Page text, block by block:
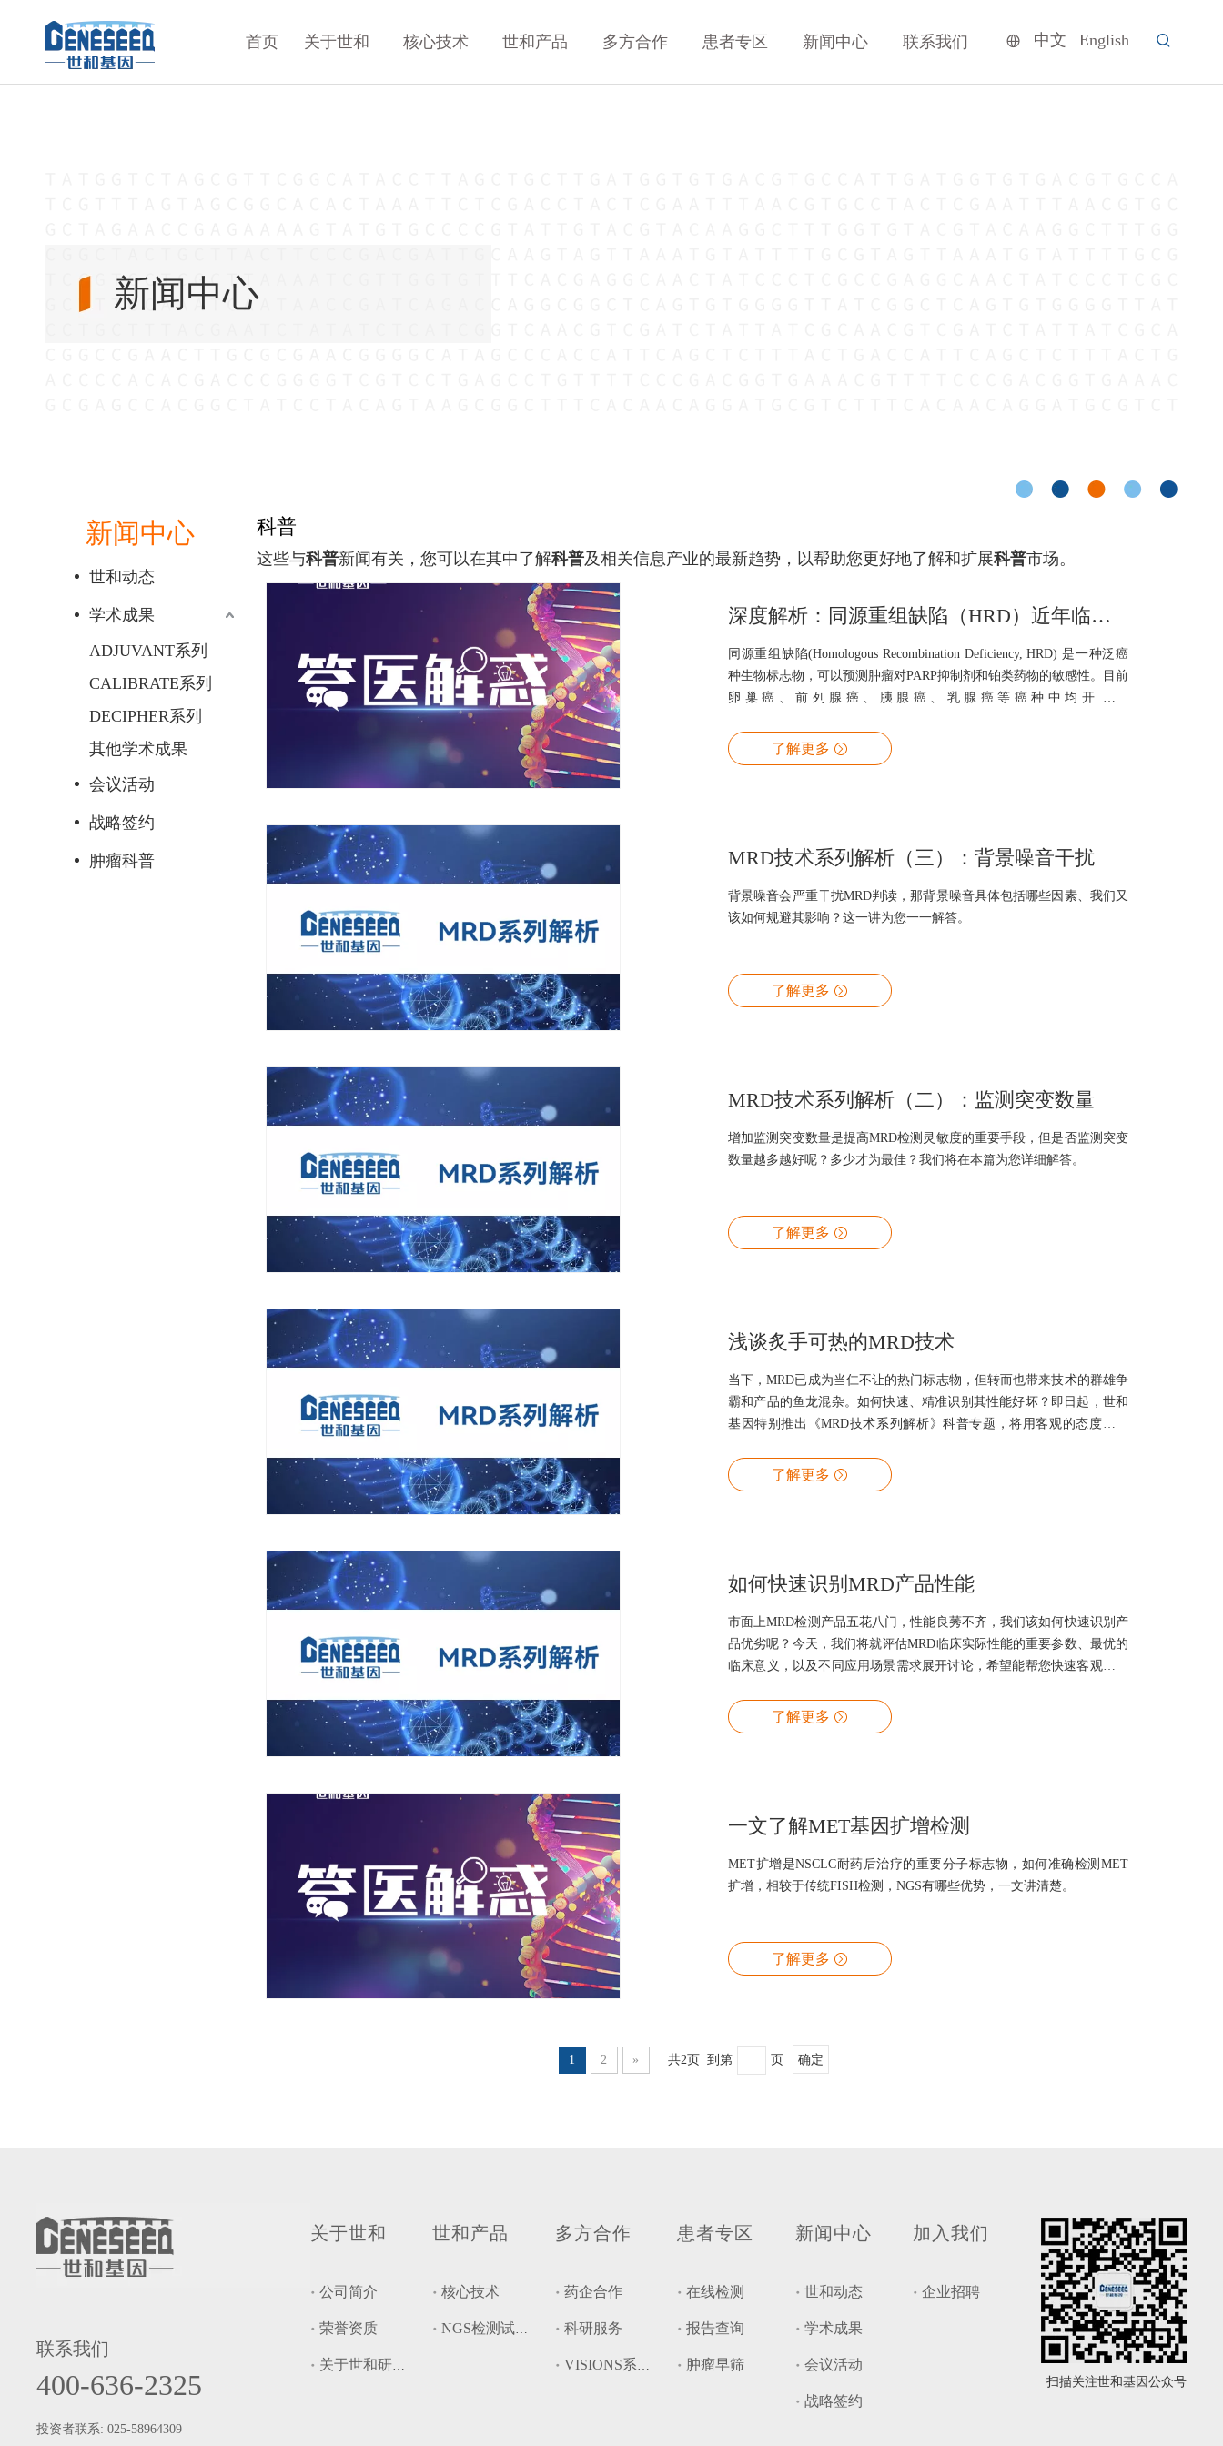
首页 关于世和 核心技术 世和产品 多方合作 患者专区 新闻中心 联系我们 中文 English
新闻中心
新闻中心
世和动态
学术成果
ADJUVANT系列
CALIBRATE系列
DECIPHER系列
其他学术成果
会议活动
战略签约
肿瘤科普
科普
这些与科普新闻有关，您可以在其中了解科普及相关信息产业的最新趋势，以帮助您更好地了解和扩展科普市场。
深度解析：同源重组缺陷（HRD）近年临床研究进展
同源重组缺陷(Homologous Recombination Deficiency, HRD) 是一种泛癌
种生物标志物，可以预测肿瘤对PARP抑制剂和铂类药物的敏感性。目前
卵巢癌、前列腺癌、胰腺癌、乳腺癌等癌种中均开展了
临床研究。了解更多
MRD技术系列解析（三）：背景噪音干扰
背景噪音会严重干扰MRD判读，那背景噪音具体包括哪些因素、我们又
该如何规避其影响？这一讲为您一一解答。
了解更多
MRD技术系列解析（二）：监测突变数量
增加监测突变数量是提高MRD检测灵敏度的重要手段，但是否监测突变
数量越多越好呢？多少才为最佳？我们将在本篇为您详细解答。
了解更多
浅谈炙手可热的MRD技术
当下，MRD已成为当仁不让的热门标志物，但转而也带来技术的群雄争
霸和产品的鱼龙混杂。如何快速、精准识别其性能好坏？即日起，世和
基因特别推出《MRD技术系列解析》科普专题，将用客观的态度拆解
了解更多
如何快速识别MRD产品性能
市面上MRD检测产品五花八门，性能良莠不齐，我们该如何快速识别产
品优劣呢？今天，我们将就评估MRD临床实际性能的重要参数、最优的
临床意义，以及不同应用场景需求展开讨论，希望能帮您快速客观地选
了解更多
一文了解MET基因扩增检测
MET扩增是NSCLC耐药后治疗的重要分子标志物，如何准确检测MET
扩增，相较于传统FISH检测，NGS有哪些优势，一文讲清楚。
了解更多
1 2 » 共2页 到第 页 确定
联系我们
400-636-2325
投资者联系: 025-58964309
关于世和
公司简介
荣誉资质
关于世和研究院
世和产品
核心技术
NGS检测试剂盒
多方合作
药企合作
科研服务
VISIONS系统
患者专区
在线检测
报告查询
肿瘤早筛
新闻中心
世和动态
学术成果
会议活动
战略签约
加入我们
企业招聘
扫描关注世和基因公众号